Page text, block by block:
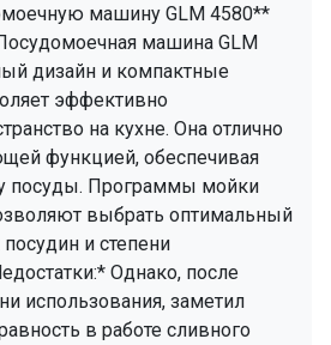
машину GLM 4580**
машина GLM
дизайн и компактные
эффективно
на кухне. Она отлично
функцией, обеспечивая
посуды. Программы мойки
выбрать оптимальный
и степени
Однако, после
использования, заметил
в работе сливного